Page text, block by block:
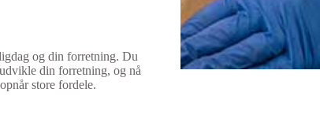
og din forretning. Du
din forretning, og nå
store fordele.